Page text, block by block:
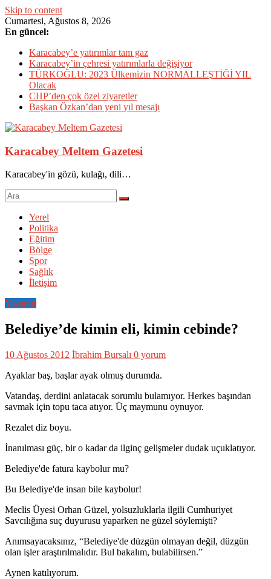
Skip to content
Cumartesi, Ağustos 8, 2026
En güncel:
Karacabey’e yatırımlar tam gaz
Karacabey’in çehresi yatırımlarla değişiyor
TÜRKOĞLU: 2023 Ülkemizin NORMALLEŞTİĞİ YIL
Olacak
CHP’den çok özel ziyaretler
Başkan Özkan’dan yeni yıl mesajı
Karacabey Meltem Gazetesi
Karacabey'in gözü, kulağı, dili…
Yerel
Politika
Eğitim
Bölge
Spor
Sağlık
İletişim
Yazarlar
Belediye’de kimin eli, kimin cebinde?
10 Ağustos 2012 İbrahim Bursalı 0 yorum
Ayaklar baş, başlar ayak olmuş durumda.
Vatandaş, derdini anlatacak sorumlu bulamıyor. Herkes başından
savmak için topu taca atıyor. Üç maymunu oynuyor.
Rezalet diz boyu.
İnanılması güç, bir o kadar da ilginç gelişmeler dudak uçuklatıyor.
Belediye'de fatura kaybolur mu?
Bu Belediye'de insan bile kaybolur!
Meclis Üyesi Orhan Güzel, yolsuzluklarla ilgili Cumhuriyet
Savcılığına suç duyurusu yaparken ne güzel söylemişti?
Anımsayacaksınız, “Belediye'de düzgün olmayan değil, düzgün
olan işler araştırılmalıdır. Bul bakalım, bulabilirsen.”
Aynen katılıyorum.